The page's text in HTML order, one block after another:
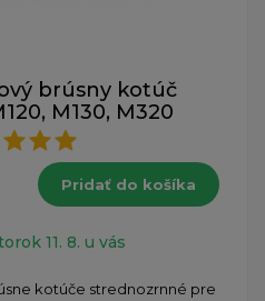
brúsny kotúč
M130, M320
Pridať do košíka
11. 8. u vás
kotúče strednozrnné pre